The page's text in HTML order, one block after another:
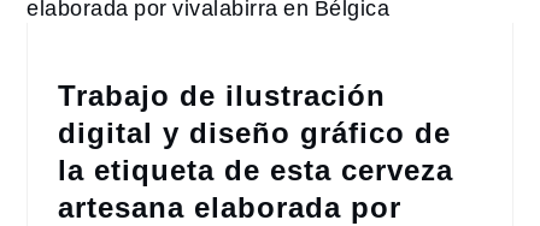
Trabajo de ilustración
digital y diseño gráfico de
la etiqueta de esta cerveza
artesana elaborada por